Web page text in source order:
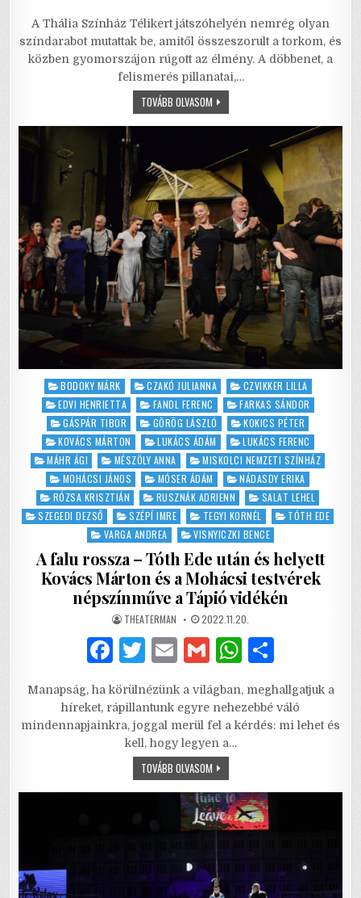
c
e
b
o
k
it
te
r
ai
l
ai
l
at
s
ar
e
A Thália Színház Télikert játszóhelyén nemrég olyan
színdarabot mutattak be, amitől összeszorult a torkom, és
közben gyomorszájon rúgott az élmény. A döbbenet, a
felismerés pillanatai,…
TOVÁBB OLVASOMA
CSENDESTÁRS
–
LEGMODERNEBB
BŰNSZERVEZET
Posted
in
BODOKY MÁRK CZAKÓ JULIANNA
CZVIKKER LILLA
EDVI HENRIETTA
FANDL FERENC
FARKAS SÁNDOR
GÁSPÁR TIBOR
GÖRÖG LÁSZLÓ
KOKICS PÉTER
KOVÁCS MÁRTON
LUKÁCS ÁDÁM
LUKÁCS FERENC
MÁHR ÁGI
MÉSZÖLY ANNA
MISKOLCI NEMZETI SZÍNHÁZ
MOHÁCSI JÁNOS
MÓSER ÁDÁM
NÁDASDY ERIKA
RÓZSA KRISZTIÁN
RUSZNÁK ADRIENN
SALAT LEHEL
SZEGEDI DEZSŐ
SZÉPÍ IMRE TEGYI KORNÉL
TÓTH EDE
VARGA ANDREA
VISNYICZKI BENCE
A falu rossza – Tóth Ede után és helyett
Kovács Márton és a Mohácsi testvérek
népszínműve a Tápió vidékén
AUTHOR:
THEATERMAN PUBLISHED
2022.11.20.
F
c
e
b
T
it
te
r
E
ai
l
G
ai
l
W
at
s
p
ar
e
Manapság, ha körülnézünk a világban, meghallgatjuk a
híreket, rápillantunk egyre nehezebbé váló
mindennapjainkra, joggal merül fel a kérdés: mi lehet és
kell, hogy legyen a…
TOVÁBB OLVASOMA
FALU
ROSSZA
–
TÓTH
EDE
UTÁN
HELYETT
KOVÁCS
MÁRTON
ÉS
A